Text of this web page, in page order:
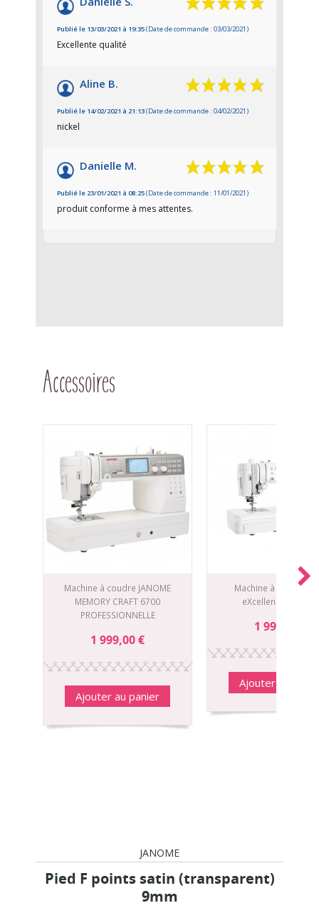
Publié le 13/03/2021 à 19:35(Date de commande : 03/03/2021)
Excellente qualité
Aline B.
Publié le 14/02/2021 à 21:13(Date de commande : 04/02/2021)
nickel
Danielle M.
Publié le 23/01/2021 à 08:25(Date de commande : 11/01/2021)
produit conforme à mes attentes.
Accessoires
Machine à coudre JANOME
MEMORY CRAFT 6700
PROFESSIONNELLE
1 999,00 €
Ajouter au panier
Machine à coudre
eXcellence 720
1 999,00 €
Ajouter au
JANOME
Pied F points satin (transparent)
9mm